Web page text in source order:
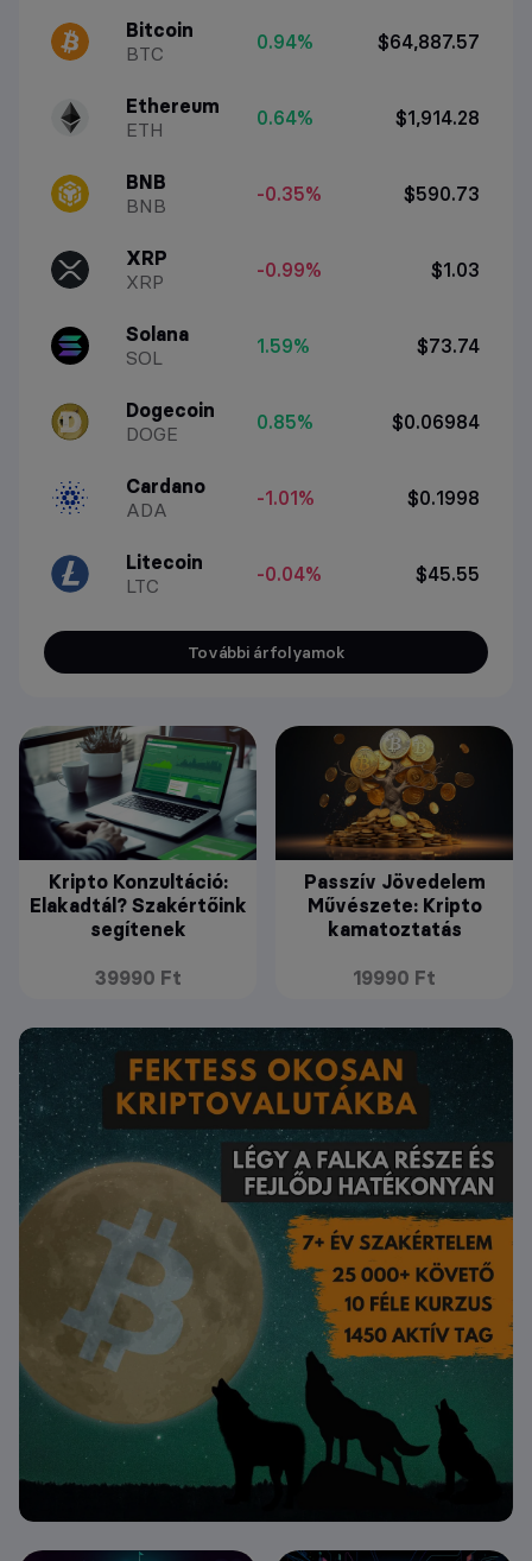
Bitcoin
BTC
0.94% $64,887.57
Ethereum
ETH
0.64% $1,914.28
BNB
BNB
-0.35% $590.73
XRP
XRP
-0.99% $1.03
Solana
SOL
1.59% $73.74
Dogecoin
DOGE
0.85% $0.06984
Cardano
ADA
-1.01% $0.1998
Litecoin
LTC
-0.04% $45.55
További árfolyamok
Kripto Konzultáció:
Elakadtál? Szakértőink
segítenek
39990 Ft
Passzív Jövedelem
Művészete: Kripto
kamatoztatás
19990 Ft